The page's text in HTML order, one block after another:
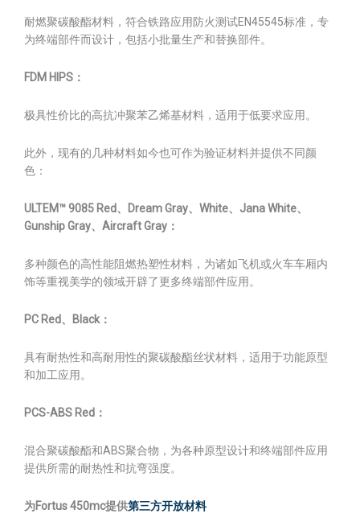
耐燃聚碳酸酯材料，符合铁路应用防火测试EN45545标准，专
为终端部件而设计，包括小批量生产和替换部件。
FDM HIPS ：
极具性价比的高抗冲聚苯乙烯基材料，适用于低要求应用。
此外，现有的几种材料如今也可作为验证材料并提供不同颜
色：
ULTEM™ 9085 Red、Dream Gray、White、Jana White、
Gunship Gray、Aircraft Gray：
多种颜色的高性能阻燃热塑性材料，为诸如飞机或火车车厢内
饰等重视美学的领域开辟了更多终端部件应用。
PC Red、Black：
具有耐热性和高耐用性的聚碳酸酯丝状材料，适用于功能原型
和加工应用。
PCS-ABS Red ：
混合聚碳酸酯和ABS聚合物，为各种原型设计和终端部件应用
提供所需的耐热性和抗弯强度。
为Fortus 450mc提供第三方开放材料